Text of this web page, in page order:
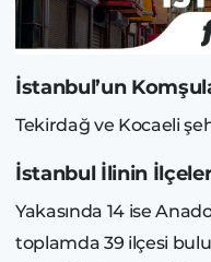
İstanbul’un
Tekirdağ ve Kocaeli
İstanbul İlinin
Yakasında 14 ise
toplamda 39 ilçesi